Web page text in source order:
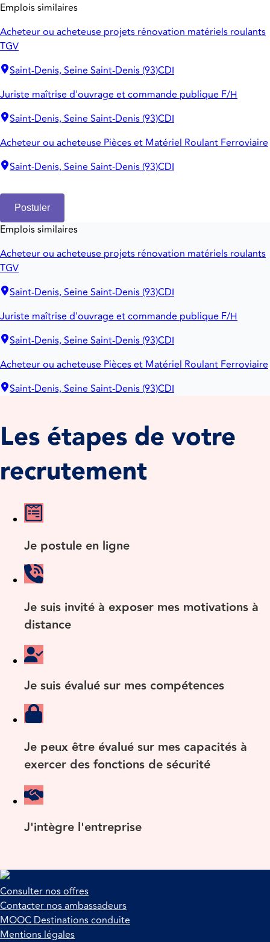
Emplois similaires
Acheteur ou acheteuse projets rénovation matériels roulants
TGV
Saint-Denis, Seine Saint-Denis (93)CDI
Juriste maîtrise d'ouvrage et commande publique F/H
Saint-Denis, Seine Saint-Denis (93)CDI
Acheteur ou acheteuse Pièces et Matériel Roulant Ferroviaire
Saint-Denis, Seine Saint-Denis (93)CDI
Postuler
Emplois similaires
Acheteur ou acheteuse projets rénovation matériels roulants
TGV
Saint-Denis, Seine Saint-Denis (93)CDI
Juriste maîtrise d'ouvrage et commande publique F/H
Saint-Denis, Seine Saint-Denis (93)CDI
Acheteur ou acheteuse Pièces et Matériel Roulant Ferroviaire
Saint-Denis, Seine Saint-Denis (93)CDI
Les étapes de votre
recrutement
Je postule en ligne
Je suis invité à exposer mes motivations à
distance
Je suis évalué sur mes compétences
Je peux être évalué sur mes capacités à
exercer des fonctions de sécurité
J'intègre l'entreprise
Consulter nos offres
Contacter nos ambassadeurs
MOOC Destinations conduite
Mentions légales